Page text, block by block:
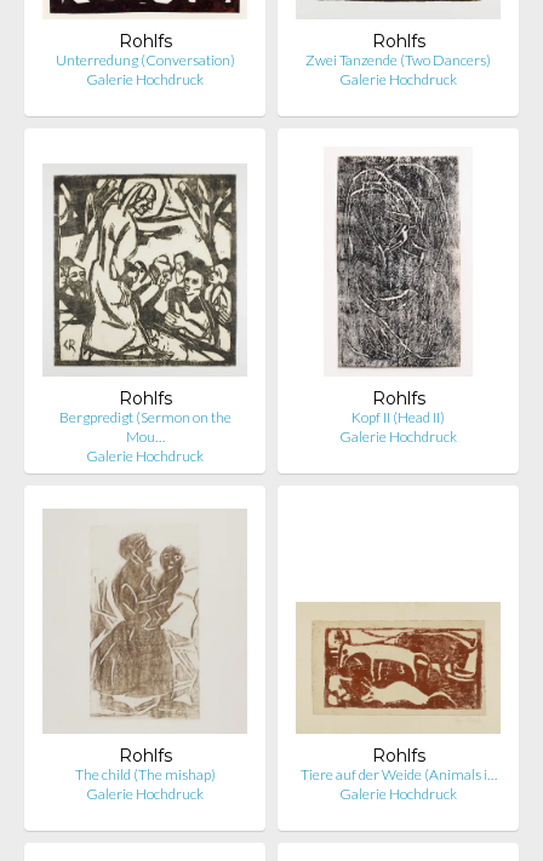
Rohlfs
Unterredung (Conversation)
Galerie Hochdruck
Rohlfs
Zwei Tanzende (Two Dancers)
Galerie Hochdruck
Rohlfs
Bergpredigt (Sermon on the
Mou…
Galerie Hochdruck
Rohlfs
Kopf II (Head II)
Galerie Hochdruck
Rohlfs
The child (The mishap)
Galerie Hochdruck
Rohlfs
Tiere auf der Weide (Animals i…
Galerie Hochdruck